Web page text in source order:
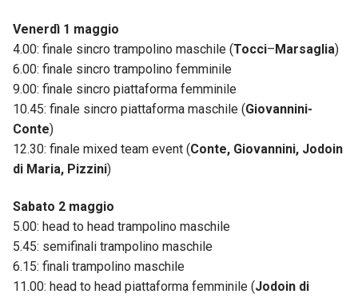
Venerdì 1 maggio
4.00: finale sincro trampolino maschile (Tocci–Marsaglia)
6.00: finale sincro trampolino femminile
9.00: finale sincro piattaforma femminile
10.45: finale sincro piattaforma maschile (Giovannini-
Conte)
12.30: finale mixed team event (Conte, Giovannini, Jodoin
di Maria, Pizzini)
Sabato 2 maggio
5.00: head to head trampolino maschile
5.45: semifinali trampolino maschile
6.15: finali trampolino maschile
11.00: head to head piattaforma femminile (Jodoin di